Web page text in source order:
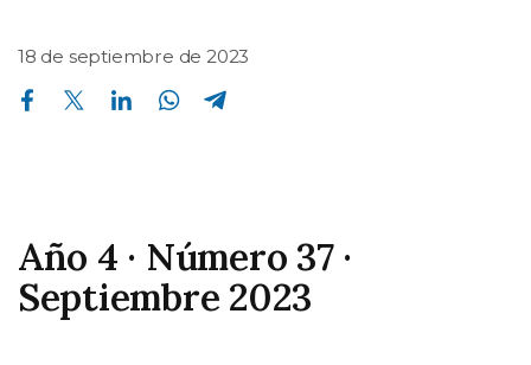
18 de septiembre de 2023
Compartir en Facebook Compartir en Twitter Compartir en Linkedin Compartir en Whatsapp
Año 4 · Número 37 ·
Septiembre 2023